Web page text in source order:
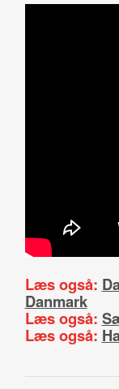
Læs også:
Danmark
Læs også:
Læs også: